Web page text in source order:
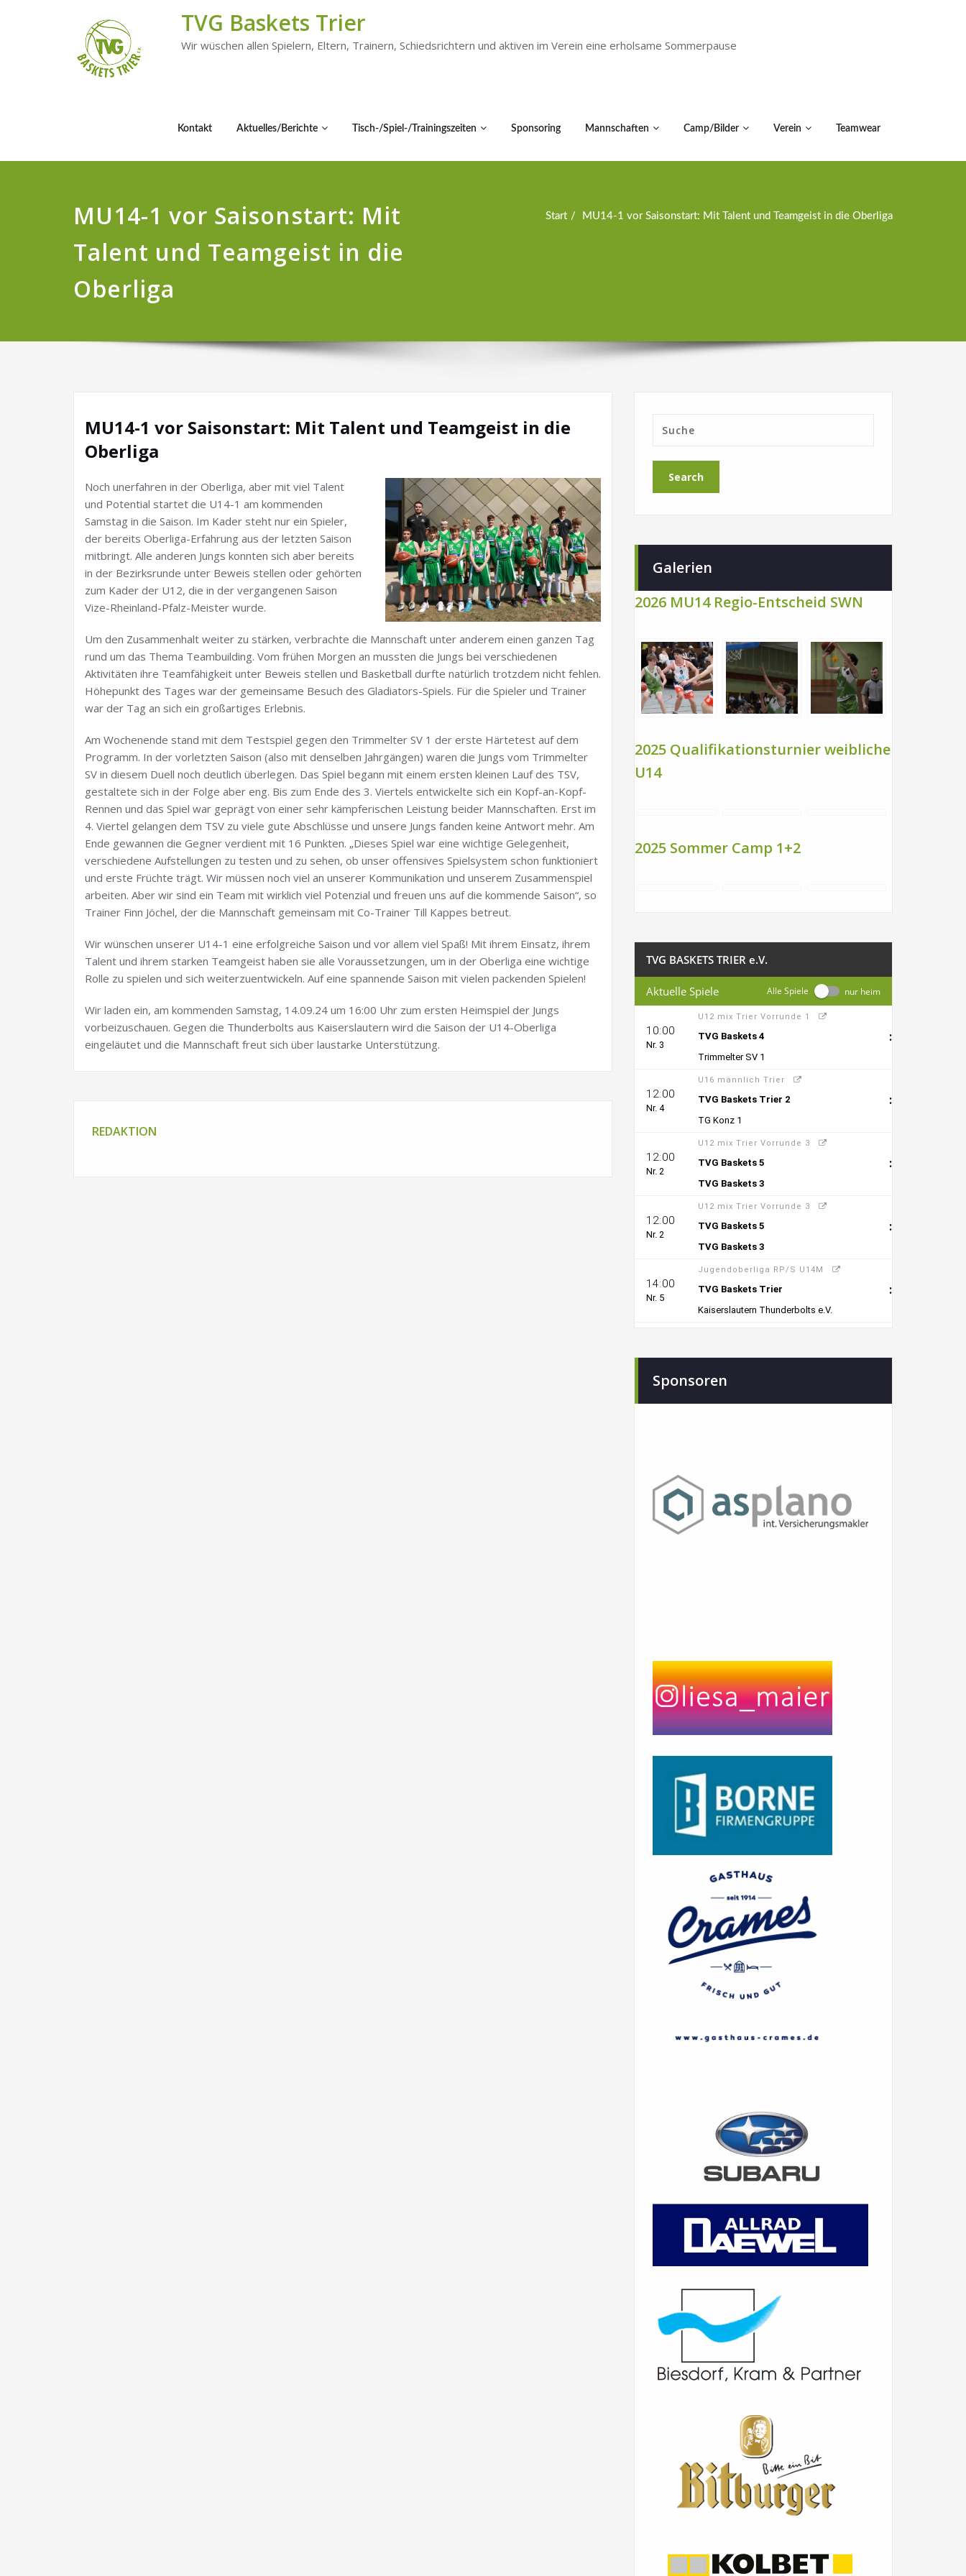
TVG Baskets Trier
Wir wüschen allen Spielern, Eltern, Trainern, Schiedsrichtern und aktiven im Verein eine erholsame Sommerpause
Kontakt Aktuelles/Berichte Tisch-/Spiel-/Trainingszeiten Sponsoring Mannschaften Camp/Bilder Verein Teamwear
MU14-1 vor Saisonstart: Mit
Talent und Teamgeist in die
Oberliga
Start MU14-1 vor Saisonstart: Mit Talent und Teamgeist in die Oberliga
MU14-1 vor Saisonstart: Mit Talent und Teamgeist in die
Oberliga
Noch unerfahren in der Oberliga, aber mit viel Talent
und Potential startet die U14-1 am kommenden
Samstag in die Saison. Im Kader steht nur ein Spieler,
der bereits Oberliga-Erfahrung aus der letzten Saison
mitbringt. Alle anderen Jungs konnten sich aber bereits
in der Bezirksrunde unter Beweis stellen oder gehörten
zum Kader der U12, die in der vergangenen Saison
Vize-Rheinland-Pfalz-Meister wurde.
Um den Zusammenhalt weiter zu stärken, verbrachte die Mannschaft unter anderem einen ganzen Tag
rund um das Thema Teambuilding. Vom frühen Morgen an mussten die Jungs bei verschiedenen
Aktivitäten ihre Teamfähigkeit unter Beweis stellen und Basketball durfte natürlich trotzdem nicht fehlen.
Höhepunkt des Tages war der gemeinsame Besuch des Gladiators-Spiels. Für die Spieler und Trainer
war der Tag an sich ein großartiges Erlebnis.
Am Wochenende stand mit dem Testspiel gegen den Trimmelter SV 1 der erste Härtetest auf dem
Programm. In der vorletzten Saison (also mit denselben Jahrgängen) waren die Jungs vom Trimmelter
SV in diesem Duell noch deutlich überlegen. Das Spiel begann mit einem ersten kleinen Lauf des TSV,
gestaltete sich in der Folge aber eng. Bis zum Ende des 3. Viertels entwickelte sich ein Kopf-an-Kopf-
Rennen und das Spiel war geprägt von einer sehr kämpferischen Leistung beider Mannschaften. Erst im
4. Viertel gelangen dem TSV zu viele gute Abschlüsse und unsere Jungs fanden keine Antwort mehr. Am
Ende gewannen die Gegner verdient mit 16 Punkten. „Dieses Spiel war eine wichtige Gelegenheit,
verschiedene Aufstellungen zu testen und zu sehen, ob unser offensives Spielsystem schon funktioniert
und erste Früchte trägt. Wir müssen noch viel an unserer Kommunikation und unserem Zusammenspiel
arbeiten. Aber wir sind ein Team mit wirklich viel Potenzial und freuen uns auf die kommende Saison“, so
Trainer Finn Jöchel, der die Mannschaft gemeinsam mit Co-Trainer Till Kappes betreut.
Wir wünschen unserer U14-1 eine erfolgreiche Saison und vor allem viel Spaß! Mit ihrem Einsatz, ihrem
Talent und ihrem starken Teamgeist haben sie alle Voraussetzungen, um in der Oberliga eine wichtige
Rolle zu spielen und sich weiterzuentwickeln. Auf eine spannende Saison mit vielen packenden Spielen!
Wir laden ein, am kommenden Samstag, 14.09.24 um 16:00 Uhr zum ersten Heimspiel der Jungs
vorbeizuschauen. Gegen die Thunderbolts aus Kaiserslautern wird die Saison der U14-Oberliga
eingeläutet und die Mannschaft freut sich über laustarke Unterstützung.
REDAKTION
Galerien
2026 MU14 Regio-Entscheid SWN
2025 Qualifikationsturnier weibliche
U14
2025 Sommer Camp 1+2
Sponsoren